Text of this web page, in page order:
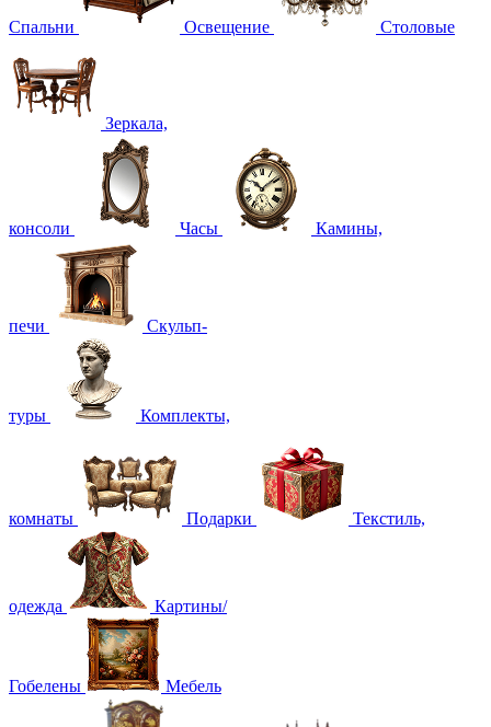
Спальни Освещение Столовые
Зеркала,
консоли Часы Камины,
печи Скульп-
туры Комплекты,
комнаты Подарки Текстиль,
одежда Картины/
Гобелены Мебель